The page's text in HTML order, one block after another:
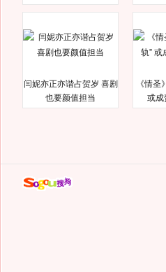
闫妮亦正亦谐占贺岁 喜剧
也要颜值担当
《情圣
或成